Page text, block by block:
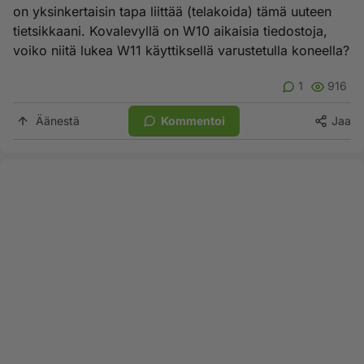
on yksinkertaisin tapa liittää (telakoida) tämä uuteen
tietsikkaani. Kovalevyllä on W10 aikaisia tiedostoja,
voiko niitä lukea W11 käyttiksellä varustetulla koneella?
1 916
Äänestä Kommentoi Jaa